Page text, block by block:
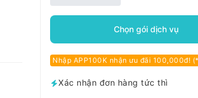
Chọn gói dịch vụ
Nhập APP100K nhận ưu đãi 100,000đ!
Xác nhận đơn hàng tức thì